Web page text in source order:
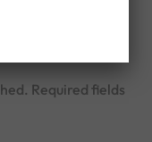
Required fields